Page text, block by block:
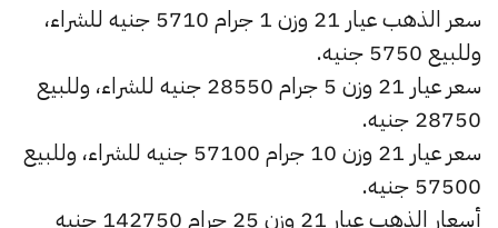
سعر الذهب عيار 21 وزن 1 جرام 5710 جنيه للشراء،
وللبيع 5750 جنيه.
سعر عيار 21 وزن 5 جرام 28550 جنيه للشراء، وللبيع
28750 جنيه.
سعر عيار 21 وزن 10 جرام 57100 جنيه للشراء، وللبيع
57500 جنيه.
أسعار الذهب عيار 21 وزن 25 جرام 142750 جنيه